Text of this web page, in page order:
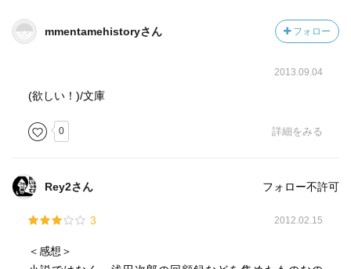
mmentamehistoryさん フォロー
2013.09.04
(欲しい！)/文庫
0 詳細をみる
Rey2さん フォロー不許可
3 2012.02.15
＜感想＞